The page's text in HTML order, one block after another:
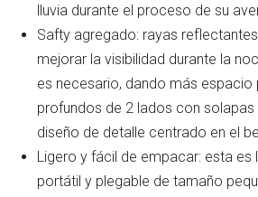
lluvia durante el proceso de su
Safty agregado: rayas
mejorar la visibilidad durante la
es necesario, dando más espacio
profundos de 2 lados con
diseño de detalle centrado en el
Ligero y fácil de empacar: esta
portátil y plegable de tamaño